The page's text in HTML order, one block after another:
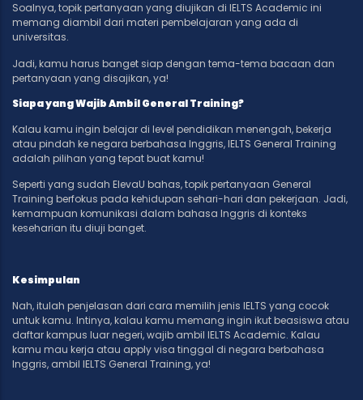
Soalnya, topik pertanyaan yang diujikan di IELTS Academic ini
memang diambil dari materi pembelajaran yang ada di
universitas.
Jadi, kamu harus banget siap dengan tema-tema bacaan dan
pertanyaan yang disajikan, ya!
Siapa yang Wajib Ambil General Training?
Kalau kamu ingin belajar di level pendidikan menengah, bekerja
atau pindah ke negara berbahasa Inggris, IELTS General Training
adalah pilihan yang tepat buat kamu!
Seperti yang sudah ElevaU bahas, topik pertanyaan General
Training berfokus pada kehidupan sehari-hari dan pekerjaan. Jadi,
kemampuan komunikasi dalam bahasa Inggris di konteks
keseharian itu diuji banget.
Kesimpulan
Nah, itulah penjelasan dari cara memilih jenis IELTS yang cocok
untuk kamu. Intinya, kalau kamu memang ingin ikut beasiswa atau
daftar kampus luar negeri, wajib ambil IELTS Academic. Kalau
kamu mau kerja atau apply visa tinggal di negara berbahasa
Inggris, ambil IELTS General Training, ya!